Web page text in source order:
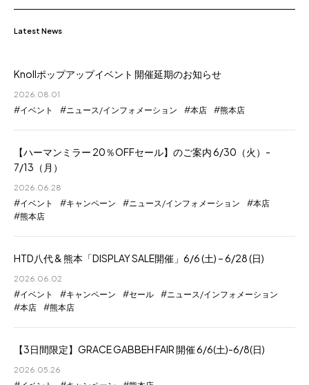
Latest News
Knollポップアップイベント 開催延期のお知らせ
2026.08.01
イベント ニュース/インフォメーション 本店 熊本店
【ハーマンミラー 20％OFFセール】のご案内 6/30（火）-
7/13（月）
2026.06.28
イベント キャンペーン ニュース/インフォメーション
本店
熊本店
HTD八代 & 熊本「DISPLAY SALE開催」6/6 (土) – 6/28 (日)
2026.06.02
イベント キャンペーン セール
ニュース/インフォメーション
本店
熊本店
【3日間限定】GRACE GABBEH FAIR 開催 6/6(土)-6/8(日)
2026.05.26